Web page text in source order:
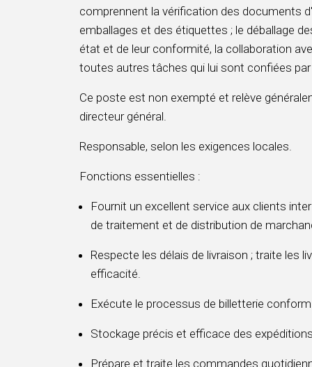
comprennent la vérification des documents
emballages et des étiquettes ; le déballage
état et de leur conformité, la collaboration
toutes autres tâches qui lui sont confiées
Ce poste est non exempté et relève
directeur général.
Responsable, selon les exigences locales.
Fonctions essentielles :
Fournit un excellent service aux clients
de traitement et de distribution de
Respecte les délais de livraison ; traite les
efficacité.
Exécute le processus de billetterie
Stockage précis et efficace des
Prépare et traite les commandes